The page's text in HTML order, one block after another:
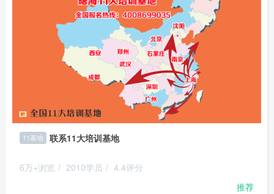
11基地 联系11大培训基地
6万+浏览 / 2010学员 / 4.4评分
推荐